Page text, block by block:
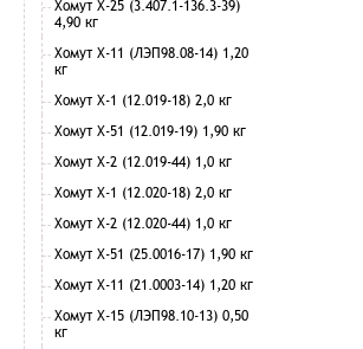
Хомут Х-25 (3.407.1-136.3-39)
4,90 кг
Хомут Х-11 (ЛЭП98.08-14) 1,20
кг
Хомут Х-1 (12.019-18) 2,0 кг
Хомут Х-51 (12.019-19) 1,90 кг
Хомут Х-2 (12.019-44) 1,0 кг
Хомут Х-1 (12.020-18) 2,0 кг
Хомут Х-2 (12.020-44) 1,0 кг
Хомут Х-51 (25.0016-17) 1,90 кг
Хомут Х-11 (21.0003-14) 1,20 кг
Хомут Х-15 (ЛЭП98.10-13) 0,50
кг